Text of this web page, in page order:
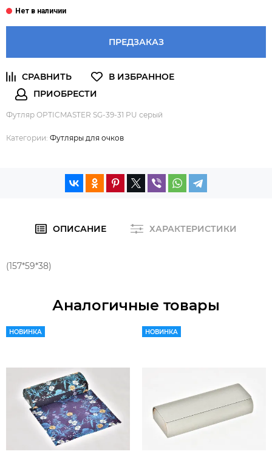
ПРЕДЗАКАЗ
Футляр OPTICMASTER SG-39-31 PU серый
Категории: Футляры для очков
ОПИСАНИЕ ХАРАКТЕРИСТИКИ
(157*59*38)
Аналогичные товары
НОВИНКА НОВИНКА